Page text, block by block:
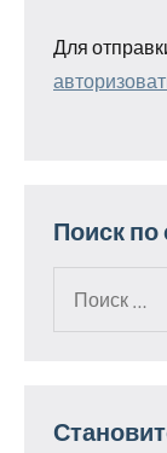
Для
Поиск по